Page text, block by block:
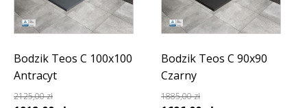
Bodzik Teos C 100x100
Antracyt
2125,00zł
Bodzik Teos C 90x90
Czarny
1885,00zł